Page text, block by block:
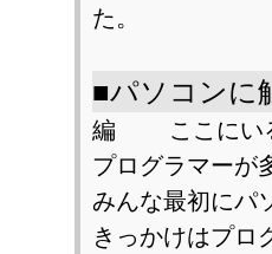
た。
■パソコンに
編 ここにい
プログラマーが
みんな最初にパ
きっかけはプ